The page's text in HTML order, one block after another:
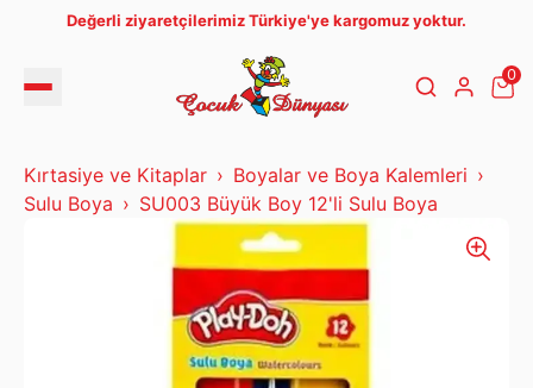
Değerli ziyaretçilerimiz Türkiye'ye kargomuz yoktur.
0
Kırtasiye ve Kitaplar
Boyalar ve Boya Kalemleri
Sulu Boya
SU003 Büyük Boy 12'li Sulu Boya